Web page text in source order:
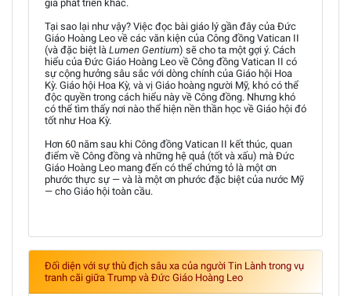
gia phát triển khác.
Tại sao lại như vậy? Việc đọc bài giáo lý gần đây của Đức
Giáo Hoàng Leo về các văn kiện của Công đồng Vatican II
(và đặc biệt là Lumen Gentium) sẽ cho ta một gợi ý. Cách
hiểu của Đức Giáo Hoàng Leo về Công đồng Vatican II có
sự cộng hưởng sâu sắc với dòng chính của Giáo hội Hoa
Kỳ. Giáo hội Hoa Kỳ, và vị Giáo hoàng người Mỹ, khó có thể
độc quyền trong cách hiểu này về Công đồng. Nhưng khó
có thể tìm thấy nơi nào thể hiện nền thần học về Giáo hội đó
tốt như Hoa Kỳ.
Hơn 60 năm sau khi Công đồng Vatican II kết thúc, quan
điểm về Công đồng và những hệ quả (tốt và xấu) mà Đức
Giáo Hoàng Leo mang đến có thể chứng tỏ là một ơn
phước thực sự — và là một ơn phước đặc biệt của nước Mỹ
— cho Giáo hội toàn cầu.
Đối diện với sự thù địch sâu xa của người Tin Lành trong vụ
tranh cãi giữa Trump và Đức Giáo Hoàng Leo